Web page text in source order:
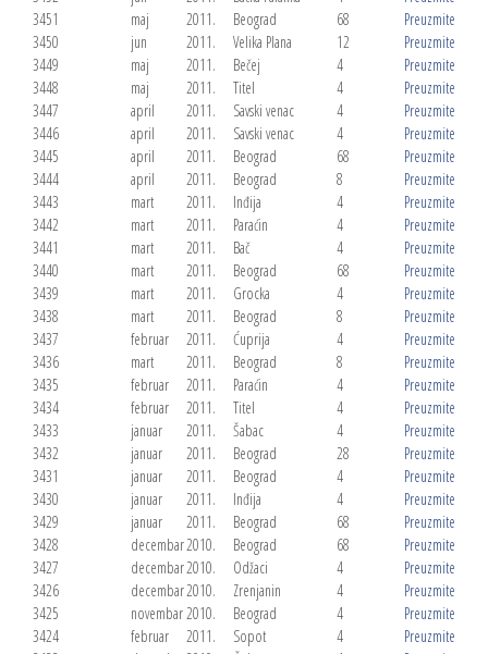
3451
maj 2011. Beograd 68
Preuzmite
3450
jun 2011. Velika Plana 12
Preuzmite
3449
maj 2011. Bečej 4
Preuzmite
3448
maj 2011. Titel 4
Preuzmite
3447
april 2011. Savski venac 4
Preuzmite
3446
april 2011. Savski venac 4
Preuzmite
3445
april 2011. Beograd 68
Preuzmite
3444
april 2011. Beograd 8
Preuzmite
3443
mart 2011. Inđija 4
Preuzmite
3442
mart 2011. Paraćin 4
Preuzmite
3441
mart 2011. Bač 4
Preuzmite
3440
mart 2011. Beograd 68
Preuzmite
3439
mart 2011. Grocka 4
Preuzmite
3438
mart 2011. Beograd 8
Preuzmite
3437
februar 2011. Ćuprija 4
Preuzmite
3436
mart 2011. Beograd 8
Preuzmite
3435
februar 2011. Paraćin 4
Preuzmite
3434
februar 2011. Titel 4
Preuzmite
3433
januar 2011. Šabac 4
Preuzmite
3432
januar 2011. Beograd 28
Preuzmite
3431
januar 2011. Beograd 4
Preuzmite
3430
januar 2011. Inđija 4
Preuzmite
3429
januar 2011. Beograd 68
Preuzmite
3428
decembar2010. Beograd 68
Preuzmite
3427
decembar2010. Odžaci 4
Preuzmite
3426
decembar2010. Zrenjanin 4
Preuzmite
3425
novembar2010. Beograd 4
Preuzmite
3424
februar 2011. Sopot 4
Preuzmite